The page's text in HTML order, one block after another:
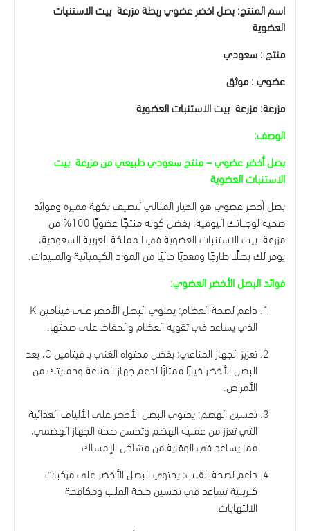
اسم المنتج: بصل اخضر عضوي ربطة مزرعة بيت الاستنبات
العضوية
منتج : سعودي
عضوي : موثق
مزرعة: مزرعة بيت الاستنبات العضوية
الوصف:
بصل أخضر عضوي – منتج سعودي طبيعي من مزرعة بيت
الاستنبات العضوية
بصل أخضر عضوي هو الخيار المثالي لتضيف نكهة مميزة وفوائد
صحية لوجباتك اليومية. بفضل كونه منتجًا عضويًا 100% من
مزرعة بيت الاستنبات العضوية في المملكة العربية السعودية،
يوفر لك بصلًا طازجًا ومغذيًا خاليًا من المواد الكيميائية والمبيدات.
فوائد البصل الأخضر العضوي:
داعم لصحة العظام: يحتوي البصل الأخضر على فيتامين K
الذي يساعد في تقوية العظام والحفاظ على صحتها.
تعزيز الجهاز المناعي: بفضل محتواه الغني بـ فيتامين C، يعد
البصل الأخضر خيارًا ممتازًا لدعم جهاز المناعة وحمايتك من
الأمراض.
تحسين الهضم: يحتوي البصل الأخضر على الألياف الغذائية
التي تعزز من عملية الهضم وتحسن صحة الجهاز الهضمي،
مما يساعد في الوقاية من مشاكل الإمساك.
داعم لصحة القلب: يحتوي البصل الأخضر على مركبات
كبريتية تساعد في تحسين صحة القلب ومكافحة
الالتهابات.